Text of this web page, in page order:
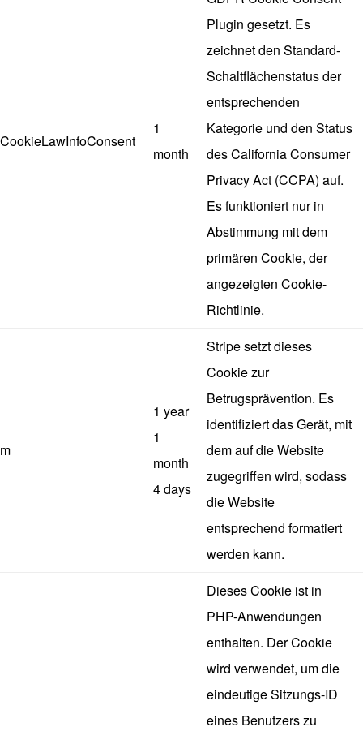
CookieLawInfoConsent
1
month
Plugin gesetzt. Es
zeichnet den Standard-
Schaltflächenstatus der
entsprechenden
Kategorie und den Status
des California Consumer
Privacy Act (CCPA) auf.
Es funktioniert nur in
Abstimmung mit dem
primären Cookie, der
angezeigten Cookie-
Richtlinie.
m
1 year
1
month
4 days
Stripe setzt dieses
Cookie zur
Betrugsprävention. Es
identifiziert das Gerät, mit
dem auf die Website
zugegriffen wird, sodass
die Website
entsprechend formatiert
werden kann.
Dieses Cookie ist in
PHP-Anwendungen
enthalten. Der Cookie
wird verwendet, um die
eindeutige Sitzungs-ID
eines Benutzers zu